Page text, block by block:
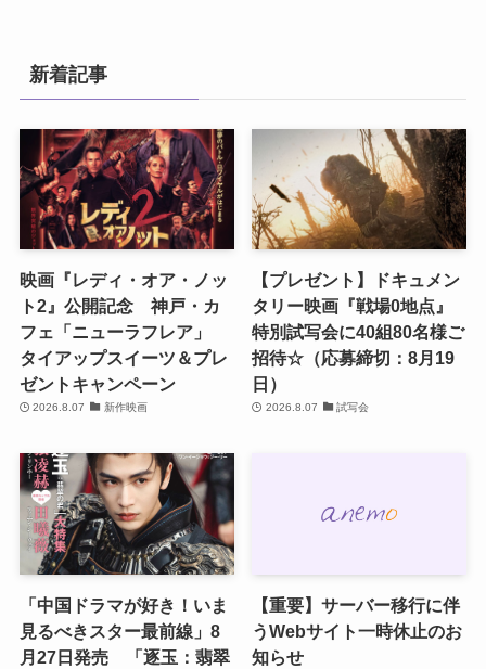
新着記事
映画『レディ・オア・ノッ
ト2』公開記念 神戸・カ
フェ「ニューラフレア」
タイアップスイーツ＆プレ
ゼントキャンペーン
2026.8.07 新作映画
【プレゼント】ドキュメン
タリー映画『戦場0地点』
特別試写会に40組80名様ご
招待☆（応募締切：8月19
日）
2026.8.07 試写会
「中国ドラマが好き！いま
見るべきスター最前線」8
月27日発売 「逐玉：翡翠
【重要】サーバー移行に伴
うWebサイト一時休止のお
知らせ